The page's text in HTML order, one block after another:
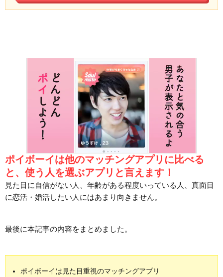
ポイボーイは他のマッチングアプリに比べる
と、使う人を選ぶアプリと言えます！
見た目に自信がない人、年齢がある程度いっている人、真面目
に恋活・婚活したい人にはあまり向きません。
最後に本記事の内容をまとめました。
ポイボーイは見た目重視のマッチングアプリ